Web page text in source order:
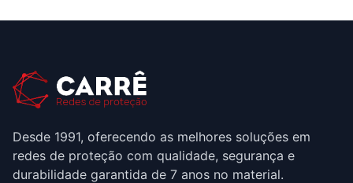
Desde 1991, oferecendo as melhores soluções em
redes de proteção com qualidade, segurança e
durabilidade garantida de 7 anos no material.